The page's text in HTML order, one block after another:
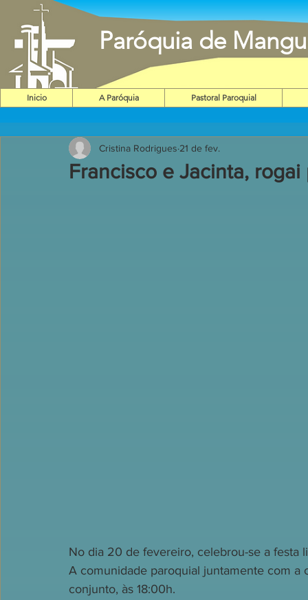
Paróquia de
Inicio A Paróquia Pastoral Paroquial
Francisco e Jacinta, rogai
Cristina Rodrigues 21 de fev.
No dia 20 de fevereiro, celebrou-se a festa
A comunidade paroquial juntamente com
conjunto, às 18:00h.